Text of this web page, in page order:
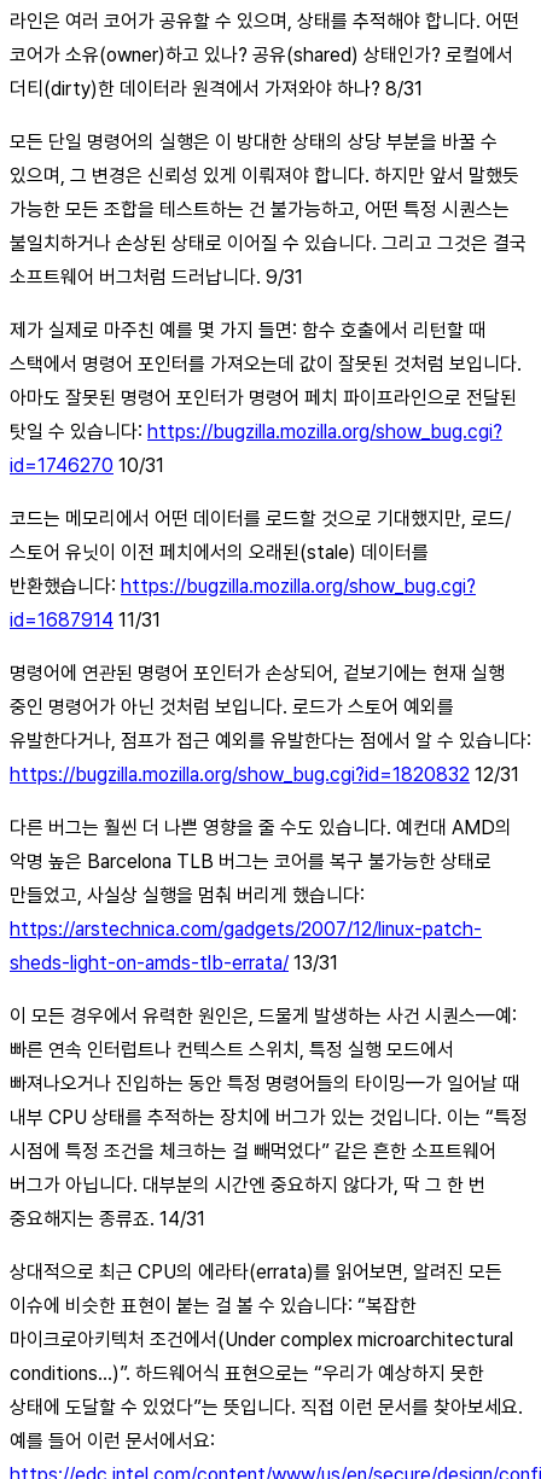
라인은 여러 코어가 공유할 수 있으며, 상태를 추적해야 합니다. 어떤
코어가 소유(owner)하고 있나? 공유(shared) 상태인가? 로컬에서
더티(dirty)한 데이터라 원격에서 가져와야 하나? 8/31
모든 단일 명령어의 실행은 이 방대한 상태의 상당 부분을 바꿀 수
있으며, 그 변경은 신뢰성 있게 이뤄져야 합니다. 하지만 앞서 말했듯
가능한 모든 조합을 테스트하는 건 불가능하고, 어떤 특정 시퀀스는
불일치하거나 손상된 상태로 이어질 수 있습니다. 그리고 그것은 결국
소프트웨어 버그처럼 드러납니다. 9/31
제가 실제로 마주친 예를 몇 가지 들면: 함수 호출에서 리턴할 때
스택에서 명령어 포인터를 가져오는데 값이 잘못된 것처럼 보입니다.
아마도 잘못된 명령어 포인터가 명령어 페치 파이프라인으로 전달된
탓일 수 있습니다: https://bugzilla.mozilla.org/show_bug.cgi?
id=1746270 10/31
코드는 메모리에서 어떤 데이터를 로드할 것으로 기대했지만, 로드/
스토어 유닛이 이전 페치에서의 오래된(stale) 데이터를
반환했습니다: https://bugzilla.mozilla.org/show_bug.cgi?
id=1687914 11/31
명령어에 연관된 명령어 포인터가 손상되어, 겉보기에는 현재 실행
중인 명령어가 아닌 것처럼 보입니다. 로드가 스토어 예외를
유발한다거나, 점프가 접근 예외를 유발한다는 점에서 알 수 있습니다:
https://bugzilla.mozilla.org/show_bug.cgi?id=1820832 12/31
다른 버그는 훨씬 더 나쁜 영향을 줄 수도 있습니다. 예컨대 AMD의
악명 높은 Barcelona TLB 버그는 코어를 복구 불가능한 상태로
만들었고, 사실상 실행을 멈춰 버리게 했습니다:
https://arstechnica.com/gadgets/2007/12/linux-patch-
sheds-light-on-amds-tlb-errata/ 13/31
이 모든 경우에서 유력한 원인은, 드물게 발생하는 사건 시퀀스—예:
빠른 연속 인터럽트나 컨텍스트 스위치, 특정 실행 모드에서
빠져나오거나 진입하는 동안 특정 명령어들의 타이밍—가 일어날 때
내부 CPU 상태를 추적하는 장치에 버그가 있는 것입니다. 이는 “특정
시점에 특정 조건을 체크하는 걸 빼먹었다” 같은 흔한 소프트웨어
버그가 아닙니다. 대부분의 시간엔 중요하지 않다가, 딱 그 한 번
중요해지는 종류죠. 14/31
상대적으로 최근 CPU의 에라타(errata)를 읽어보면, 알려진 모든
이슈에 비슷한 표현이 붙는 걸 볼 수 있습니다: “복잡한
마이크로아키텍처 조건에서(Under complex microarchitectural
conditions...)”. 하드웨어식 표현으로는 “우리가 예상하지 못한
상태에 도달할 수 있었다”는 뜻입니다. 직접 이런 문서를 찾아보세요.
예를 들어 이런 문서에서요: